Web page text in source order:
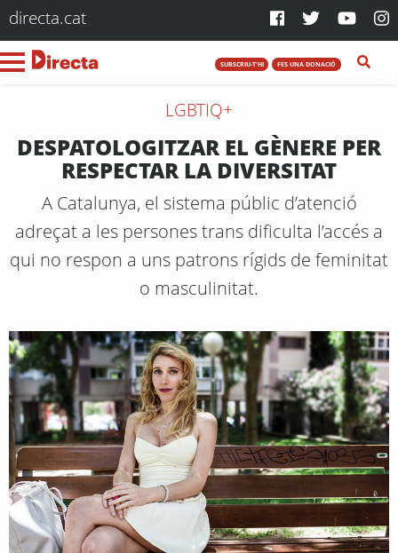
directa.cat
SUBSCRIU-T'HI FES UNA DONACIÓ
LGBTIQ+
DESPATOLOGITZAR EL GÈNERE PER
RESPECTAR LA DIVERSITAT
A Catalunya, el sistema públic d’atenció
adreçat a les persones trans dificulta l’accés a
qui no respon a uns patrons rígids de feminitat
o masculinitat.